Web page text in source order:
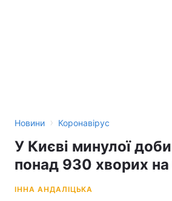
Новини › Коронавірус
У Києві минулої
понад 930 хворих на
ІННА АНДАЛІЦЬКА